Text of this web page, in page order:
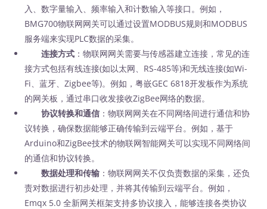
入、数字量输入、频率输入和计数输入等接口。例如，
BMG700物联网网关可以通过设置MODBUS规则和MODBUS
服务端来实现PLC数据的采集。
连接方式 ：物联网网关需要与传感器建立连接，常见的连
接方式包括有线连接(如以太网、RS-485等)和无线连接(如Wi-
Fi、蓝牙、Zigbee等)。例如，粤嵌GEC 6818开发板作为系统
的网关板，通过串口收发接收ZigBee网络的数据。
协议转换和通信 ：物联网网关在不同网络间进行通信和协
议转换，确保数据能够正确传输到云端平台。例如，基于
Arduino和ZigBee技术的物联网智能网关可以实现不同网络间
的通信和协议转换。
数据处理和传输 ：物联网网关不仅负责数据的采集，还负
责对数据进行初步处理，并将其传输到云端平台。例如，
Emqx 5.0 全新网关框架支持多协议接入，能够连接各类协议